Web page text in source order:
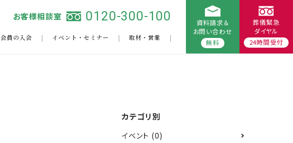
お客様相談室 0120-300-100
会員の入会 イベント・セミナー 取材・営業
資料請求＆
お問い合わせ
無料
葬儀緊急
ダイヤル
24時間受付
カテゴリ別
イベント (0)